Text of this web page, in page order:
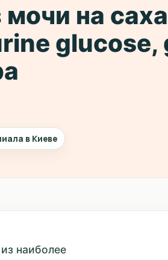
на
glucose,
в Киеве
наиболее